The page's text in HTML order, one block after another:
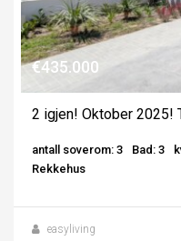
€435.000
antall soverom: 3 Bad: 3
Rekkehus
easyliving